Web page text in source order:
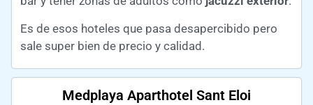
Es de esos hoteles que pasa desapercibido pero
sale super bien de precio y calidad.
Medplaya Aparthotel Sant Eloi